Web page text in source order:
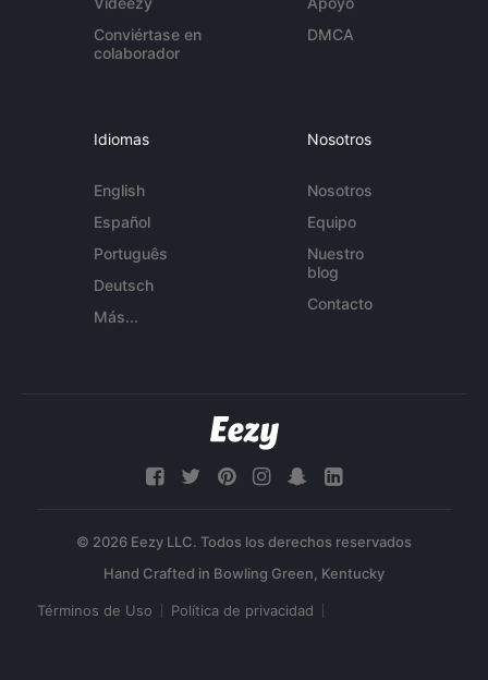
Conviértase en
colaborador
DMCA
Idiomas
English
Español
Português
Deutsch
Más...
Nosotros
Nosotros
Equipo
Nuestro
blog
Contacto
© 2026 Eezy LLC. Todos los derechos reservados
Términos de Uso Política de privacidad